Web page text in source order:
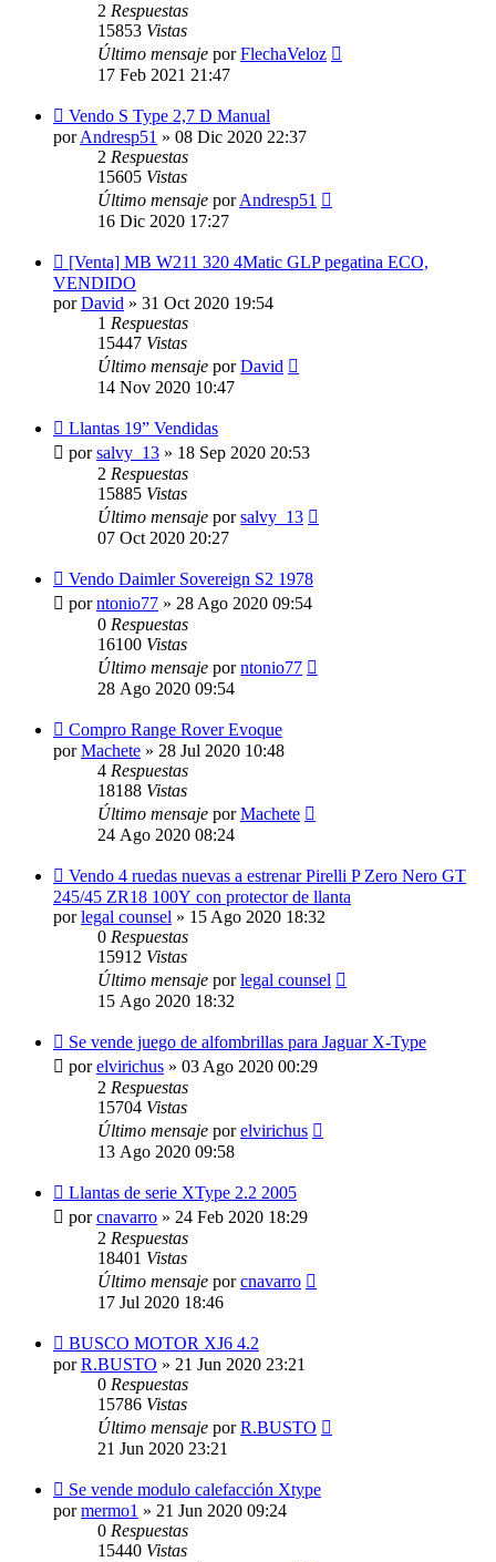
2 Respuestas
15853 Vistas
Último mensaje porFlechaVeloz
17 Feb 2021 21:47
Vendo S Type 2,7 D Manual
porAndresp51 » 08 Dic 2020 22:37
2 Respuestas
15605 Vistas
Último mensaje porAndresp51
16 Dic 2020 17:27
[Venta] MB W211 320 4Matic GLP pegatina ECO,
VENDIDO
porDavid » 31 Oct 2020 19:54
1 Respuestas
15447 Vistas
Último mensaje porDavid
14 Nov 2020 10:47
Llantas 19” Vendidas
porsalvy_13 » 18 Sep 2020 20:53
2 Respuestas
15885 Vistas
Último mensaje porsalvy_13
07 Oct 2020 20:27
Vendo Daimler Sovereign S2 1978
porntonio77 » 28 Ago 2020 09:54
0 Respuestas
16100 Vistas
Último mensaje porntonio77
28 Ago 2020 09:54
Compro Range Rover Evoque
porMachete » 28 Jul 2020 10:48
4 Respuestas
18188 Vistas
Último mensaje porMachete
24 Ago 2020 08:24
Vendo 4 ruedas nuevas a estrenar Pirelli P Zero Nero GT
245/45 ZR18 100Y con protector de llanta
porlegal counsel » 15 Ago 2020 18:32
0 Respuestas
15912 Vistas
Último mensaje porlegal counsel
15 Ago 2020 18:32
Se vende juego de alfombrillas para Jaguar X-Type
porelvirichus » 03 Ago 2020 00:29
2 Respuestas
15704 Vistas
Último mensaje porelvirichus
13 Ago 2020 09:58
Llantas de serie XType 2.2 2005
porcnavarro » 24 Feb 2020 18:29
2 Respuestas
18401 Vistas
Último mensaje porcnavarro
17 Jul 2020 18:46
BUSCO MOTOR XJ6 4.2
porR.BUSTO » 21 Jun 2020 23:21
0 Respuestas
15786 Vistas
Último mensaje porR.BUSTO
21 Jun 2020 23:21
Se vende modulo calefacción Xtype
pormermo1 » 21 Jun 2020 09:24
0 Respuestas
15440 Vistas